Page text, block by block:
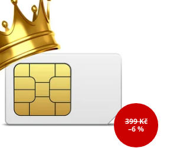
399 Kč
–6 %